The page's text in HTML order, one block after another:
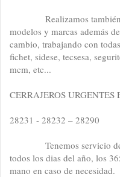
Realizamos también
modelos y marcas además
cambio, trabajando con
fichet, sidese, tecsesa,
mcm, etc...
CERRAJEROS URGENTES
28231 - 28232 – 28290
Tenemos servicio
todos los dias del año, los
mano en caso de necesidad.